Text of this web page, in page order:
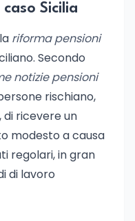
Sicilia
riforma pensioni
Secondo
notizie pensioni
rischiano,
di ricevere un
modesto a causa
regolari, in gran
di lavoro